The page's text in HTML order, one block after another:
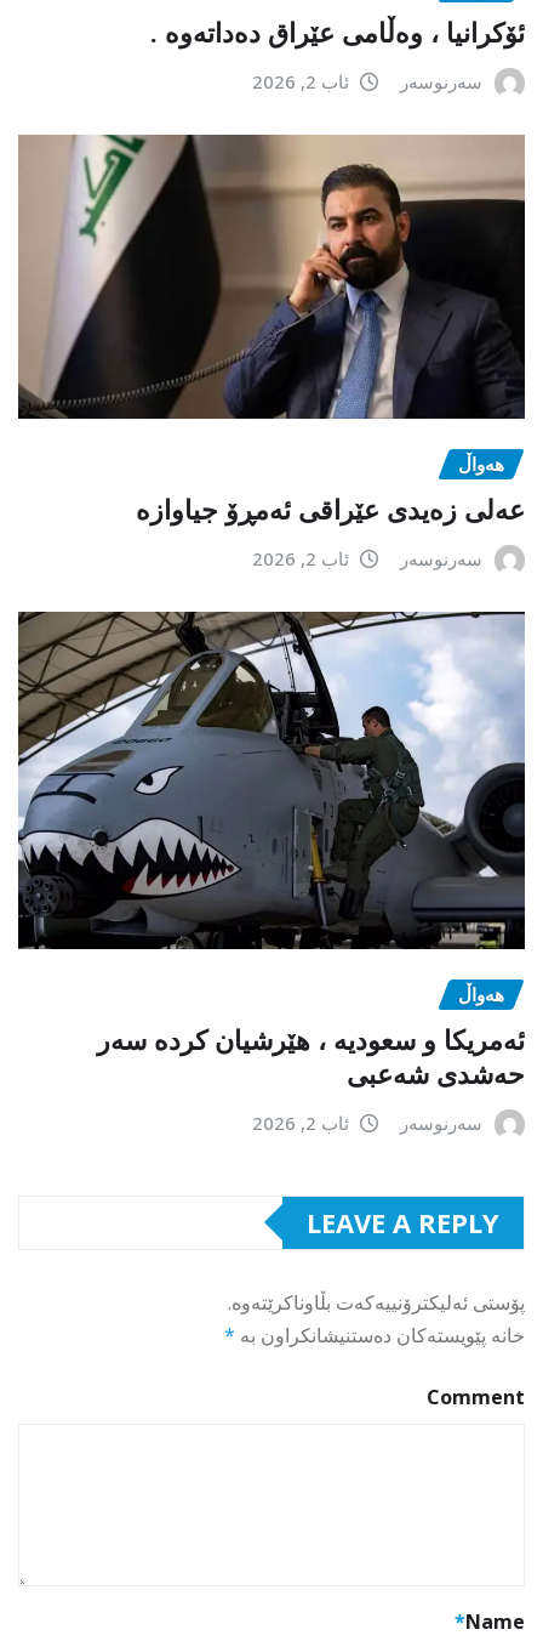
ئۆکرانیا ، وەڵامی عێراق دەداتەوە .
سەرنوسەر ئاب 2, 2026
هەواڵ
عەلی زەیدی عێراقی ئەمڕۆ جیاوازە
سەرنوسەر ئاب 2, 2026
هەواڵ
ئەمریکا و سعودیە ، هێرشیان کردە سەر
حەشدی شەعبی
سەرنوسەر ئاب 2, 2026
LEAVE A REPLY
پۆستی ئەلیکترۆنییەکەت بڵاوناکرێتەوە.
خانە پێویستەکان دەستنیشانکراون بە *
Comment
Name
*